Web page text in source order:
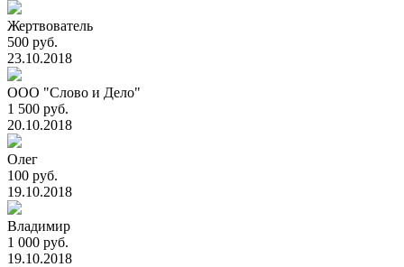
Жертвователь
500 руб.
23.10.2018
ООО "Слово и Дело"
1 500 руб.
20.10.2018
Олег
100 руб.
19.10.2018
Владимир
1 000 руб.
19.10.2018